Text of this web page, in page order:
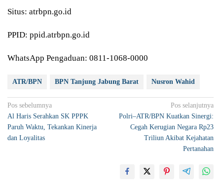
Situs: atrbpn.go.id
PPID: ppid.atrbpn.go.id
WhatsApp Pengaduan: 0811-1068-0000
ATR/BPN BPN Tanjung Jabung Barat Nusron Wahid
Navigasi
pos
Pos sebelumnya
Al Haris Serahkan SK PPPK
Paruh Waktu, Tekankan Kinerja
dan Loyalitas
Pos selanjutnya
Polri–ATR/BPN Kuatkan Sinergi:
Cegah Kerugian Negara Rp23
Triliun Akibat Kejahatan
Pertanahan